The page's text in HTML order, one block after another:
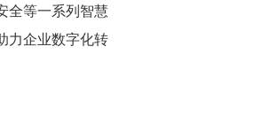
全等一系列智慧
力企业数字化转